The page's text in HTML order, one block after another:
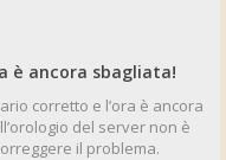
è ancora sbagliata!
corretto e l’ora è ancora
del server non è
il problema.